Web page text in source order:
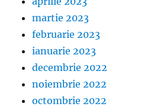
martie 2023
februarie 2023
ianuarie 2023
decembrie 2022
noiembrie 2022
octombrie 2022